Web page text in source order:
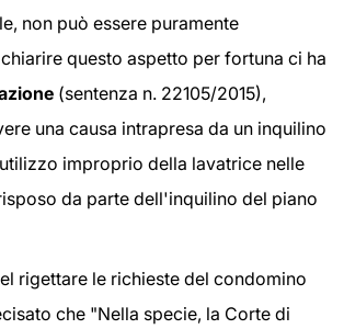
non può essere puramente
questo aspetto per fortuna ci ha
(sentenza n. 22105/2015),
una causa intrapresa da un inquilino
improprio della lavatrice nelle
da parte dell'inquilino del piano
rigettare le richieste del condomino
che "Nella specie, la Corte di